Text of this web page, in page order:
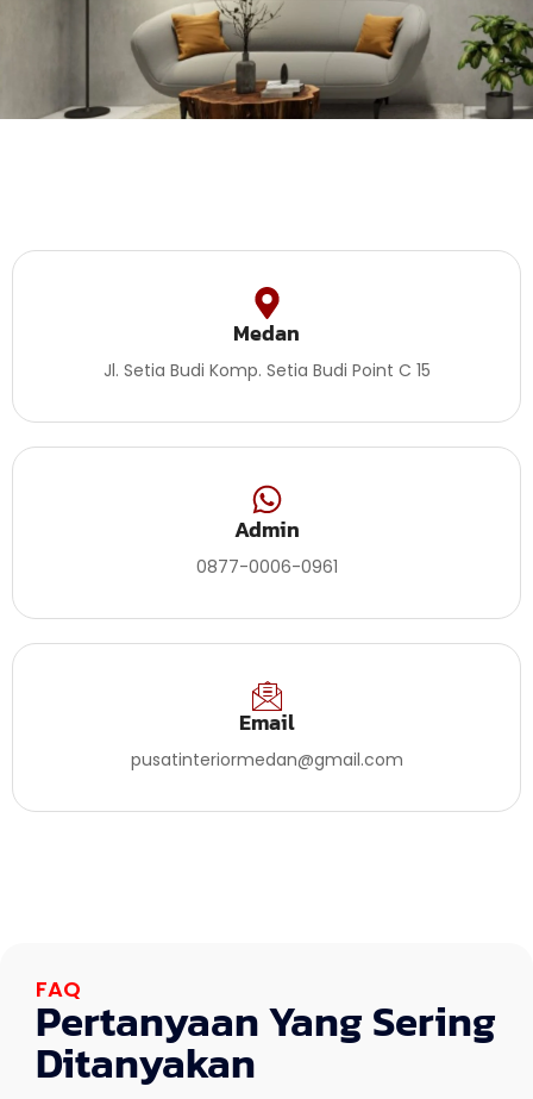
Medan
Jl. Setia Budi Komp. Setia Budi Point C 15
Admin
0877-0006-0961
Email
pusatinteriormedan@gmail.com
FAQ
Pertanyaan Yang Sering
Ditanyakan